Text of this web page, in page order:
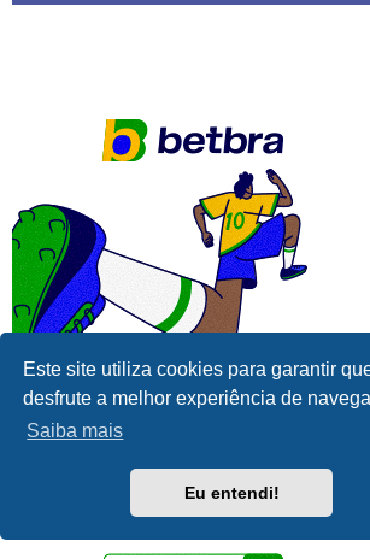
Este site utiliza cookies para garantir
desfrute a melhor experiência de
Saiba mais
Eu entendi!